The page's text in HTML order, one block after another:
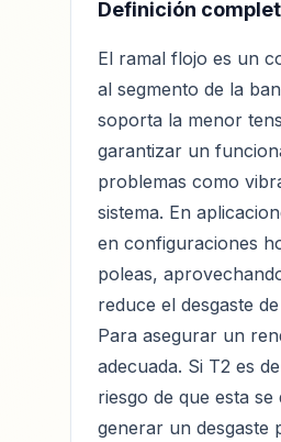
Definición
El ramal flojo es un
al segmento de la
soporta la menor
garantizar un
problemas como
sistema. En
en configuraciones
poleas,
reduce el desgaste
Para asegurar un
adecuada. Si T2 es
riesgo de que esta
generar un desgaste